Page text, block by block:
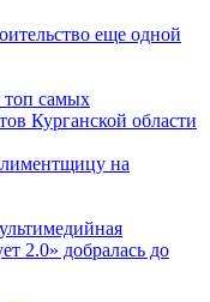
еще одной
топ самых
Курганской области
на
2.0» добралась до